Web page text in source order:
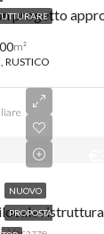
m²
RUSTICO
NUOVO
PROPOSTA